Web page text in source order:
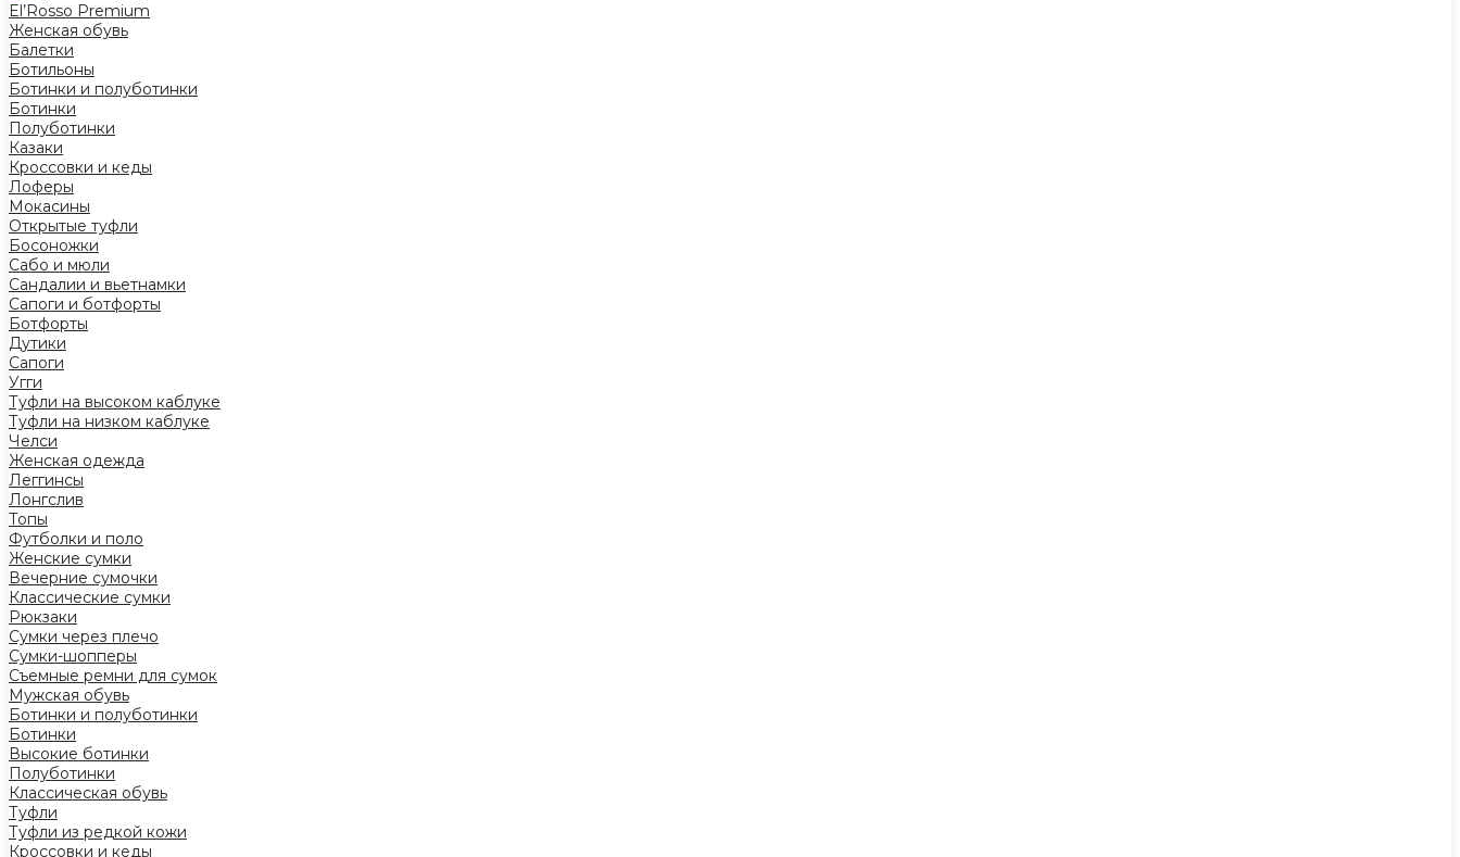
El’Rosso Premium
Женская обувь
Балетки
Ботильоны
Ботинки и полуботинки
Ботинки
Полуботинки
Казаки
Кроссовки и кеды
Лоферы
Мокасины
Открытые туфли
Босоножки
Сабо и мюли
Сандалии и вьетнамки
Сапоги и ботфорты
Ботфорты
Дутики
Сапоги
Угги
Туфли на высоком каблуке
Туфли на низком каблуке
Челси
Женская одежда
Леггинсы
Лонгслив
Топы
Футболки и поло
Женские сумки
Вечерние сумочки
Классические сумки
Рюкзаки
Сумки через плечо
Сумки-шопперы
Съемные ремни для сумок
Мужская обувь
Ботинки и полуботинки
Ботинки
Высокие ботинки
Полуботинки
Классическая обувь
Туфли
Туфли из редкой кожи
Кроссовки и кеды